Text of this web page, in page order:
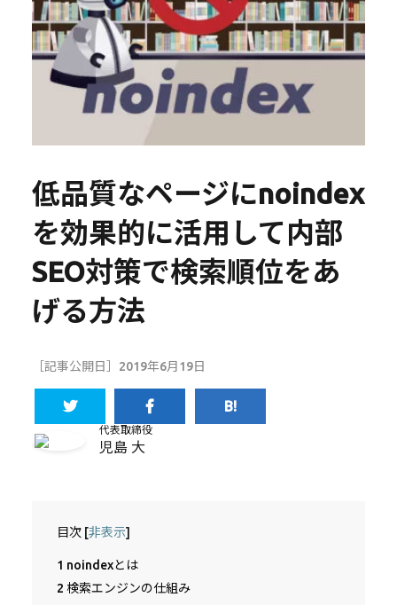
低品質なページにnoindex
を効果的に活用して内部
SEO対策で検索順位をあ
げる方法
［記事公開日］2019年6月19日
代表取締役
児島 大
目次 [非表示]
1 noindexとは
2 検索エンジンの仕組み